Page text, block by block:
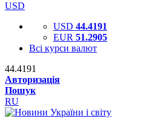
USD
USD 44.4191
EUR 51.2905
Всі курси валют
44.4191
Авторизація
Пошук
RU